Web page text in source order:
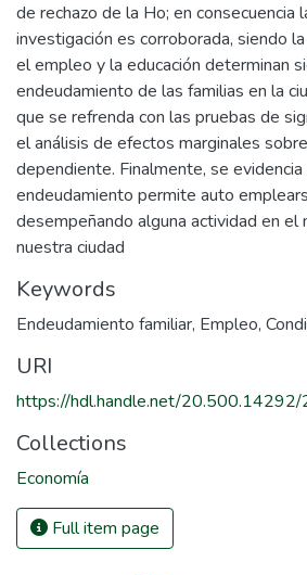
de rechazo de la Ho; en consecuencia
investigación es corroborada, siendo
el empleo y la educación determinan
endeudamiento de las familias en la
que se refrenda con las pruebas de
el análisis de efectos marginales
dependiente. Finalmente, se
endeudamiento permite auto
desempeñando alguna actividad en el
nuestra ciudad
Keywords
Endeudamiento familiar, Empleo,
URI
https://hdl.handle.net/
Collections
Economía
Full item page